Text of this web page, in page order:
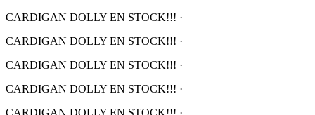
CARDIGAN DOLLY EN STOCK!!! ·
CARDIGAN DOLLY EN STOCK!!! ·
CARDIGAN DOLLY EN STOCK!!! ·
CARDIGAN DOLLY EN STOCK!!! ·
CARDIGAN DOLLY EN STOCK!!! ·